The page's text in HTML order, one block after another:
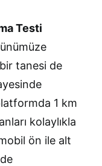
Testi
tanesi de
1 km
kolaylıkla
ön ile alt